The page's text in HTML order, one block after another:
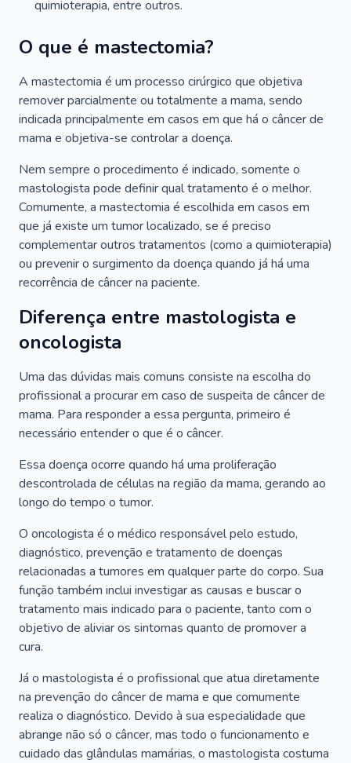
quimioterapia, entre outros.
O que é mastectomia?
A mastectomia é um processo cirúrgico que objetiva
remover parcialmente ou totalmente a mama, sendo
indicada principalmente em casos em que há o câncer de
mama e objetiva-se controlar a doença.
Nem sempre o procedimento é indicado, somente o
mastologista pode definir qual tratamento é o melhor.
Comumente, a mastectomia é escolhida em casos em
que já existe um tumor localizado, se é preciso
complementar outros tratamentos (como a quimioterapia)
ou prevenir o surgimento da doença quando já há uma
recorrência de câncer na paciente.
Diferença entre mastologista e
oncologista
Uma das dúvidas mais comuns consiste na escolha do
profissional a procurar em caso de suspeita de câncer de
mama. Para responder a essa pergunta, primeiro é
necessário entender o que é o câncer.
Essa doença ocorre quando há uma proliferação
descontrolada de células na região da mama, gerando ao
longo do tempo o tumor.
O oncologista é o médico responsável pelo estudo,
diagnóstico, prevenção e tratamento de doenças
relacionadas a tumores em qualquer parte do corpo. Sua
função também inclui investigar as causas e buscar o
tratamento mais indicado para o paciente, tanto com o
objetivo de aliviar os sintomas quanto de promover a
cura.
Já o mastologista é o profissional que atua diretamente
na prevenção do câncer de mama e que comumente
realiza o diagnóstico. Devido à sua especialidade que
abrange não só o câncer, mas todo o funcionamento e
cuidado das glândulas mamárias, o mastologista costuma